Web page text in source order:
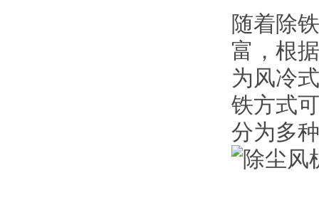
随着除
富，根
为风冷
铁方式
分为多